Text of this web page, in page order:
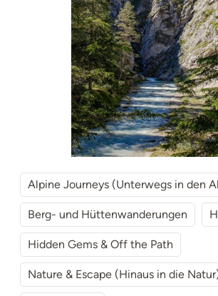
Alpine Journeys (Unterwegs in den
Berg- und Hüttenwanderungen
Hidden Gems & Off the Path
Nature & Escape (Hinaus in die